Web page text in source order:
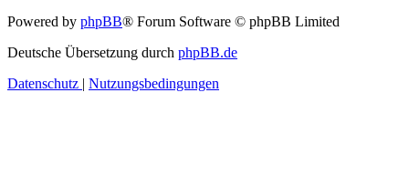
Powered by phpBB® Forum Software © phpBB Limited
Deutsche Übersetzung durch phpBB.de
Datenschutz
Nutzungsbedingungen